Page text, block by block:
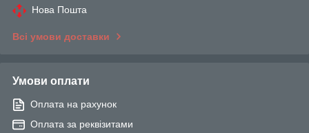
Нова Пошта
Всі умови доставки
Умови оплати
Оплата на рахунок
Оплата за реквізитами